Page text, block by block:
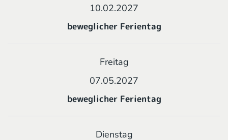
10.02.2027
beweglicher Ferientag
Freitag
07.05.2027
beweglicher Ferientag
Dienstag